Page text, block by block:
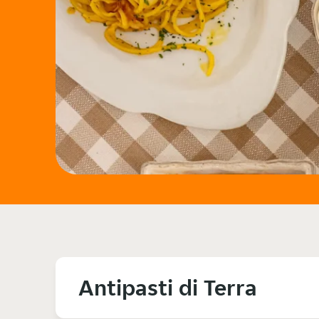
Antipasti di Terra